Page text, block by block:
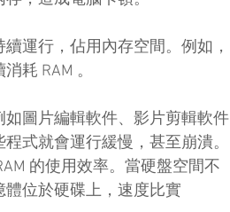
運行，佔用內存空間。例如，
耗 RAM 。
圖片編輯軟件、影片剪輯軟件
式就會運行緩慢，甚至崩潰。
的使用效率。當硬盤空間不
位於硬碟上，速度比實